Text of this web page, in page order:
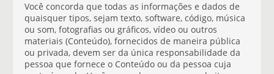
Você concorda que todas as informações e dados de
quaisquer tipos, sejam texto, software, código, música
ou som, fotografias ou gráficos, vídeo ou outros
materiais (Conteúdo), fornecidos de maneira pública
ou privada, devem ser da única responsabilidade da
pessoa que fornece o Conteúdo ou da pessoa cuja